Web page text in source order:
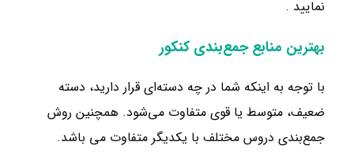
نمایید .
بهترین منابع جمع‌بندی کنکور
با توجه به اینکه شما در چه دسته‌ای قرار دارید، دسته
ضعیف، متوسط یا قوی متفاوت می‌شود. همچنین روش
جمع‌بندی دروس مختلف با یکدیگر متفاوت می باشد.